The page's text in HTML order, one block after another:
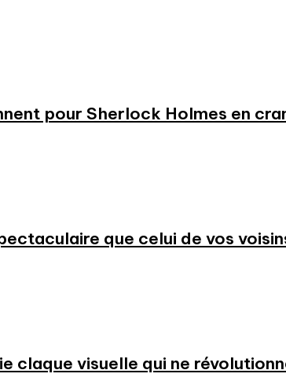
pour Sherlock Holmes en
que celui de vos
claque visuelle qui ne